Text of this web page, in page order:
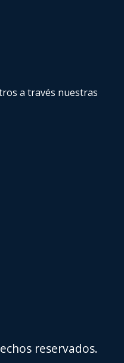
a través nuestras
reservados.